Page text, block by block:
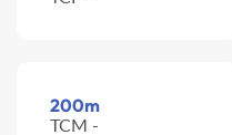
200m
TCM -